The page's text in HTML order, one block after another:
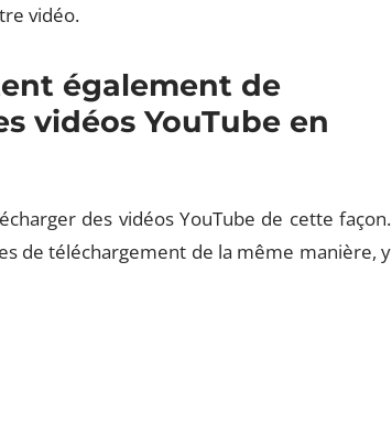
vidéo.
également de
vidéos YouTube en
des vidéos YouTube de cette façon.
de téléchargement de la même manière, y